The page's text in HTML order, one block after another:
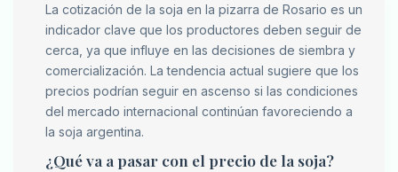
La cotización de la soja en la pizarra de Rosario es un
indicador clave que los productores deben seguir de
cerca, ya que influye en las decisiones de siembra y
comercialización. La tendencia actual sugiere que los
precios podrían seguir en ascenso si las condiciones
del mercado internacional continúan favoreciendo a
la soja argentina.
¿Qué va a pasar con el precio de la soja?